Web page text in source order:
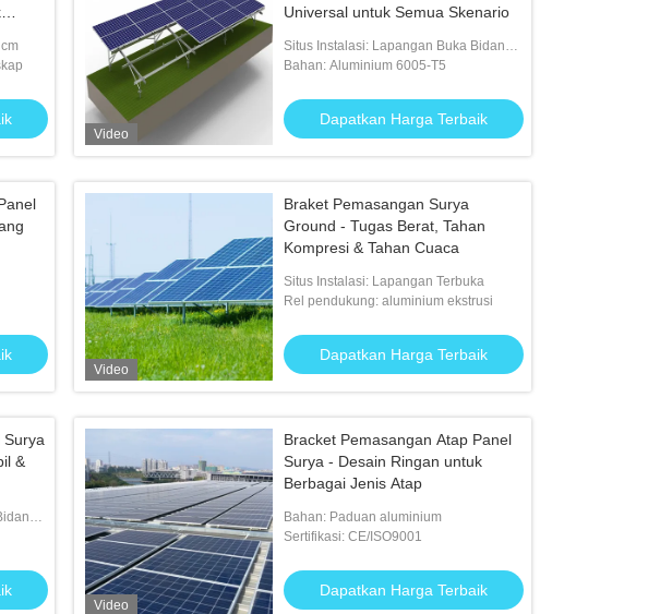
Panel
Braket Pemasangan Panel Surya
Al6005-T5 SUS304
Video
Universal untuk Semua Skenario
Situs Instalasi: Lapangan Buka Bidang /
Tanah / Bumi / Beton
Bahan: Aluminium 6005-T5
Dapatkan Harga Terbaik
Video
Braket Pemasangan Surya
Ground - Tugas Berat, Tahan
Kompresi & Tahan Cuaca
Situs Instalasi: Lapangan Terbuka
Rel pendukung: aluminium ekstrusi
Dapatkan Harga Terbaik
Surya
&
/
Video
Bracket Pemasangan Atap Panel
Surya - Desain Ringan untuk
Berbagai Jenis Atap
Bahan: Paduan aluminium
Sertifikasi: CE/ISO9001
Dapatkan Harga Terbaik